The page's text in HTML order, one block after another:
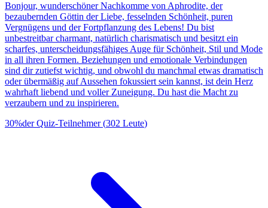
Bonjour, wunderschöner Nachkomme von Aphrodite, der
bezaubernden Göttin der Liebe, fesselnden Schönheit, puren
Vergnügens und der Fortpflanzung des Lebens! Du bist
unbestreitbar charmant, natürlich charismatisch und besitzt ein
scharfes, unterscheidungsfähiges Auge für Schönheit, Stil und Mode
in all ihren Formen. Beziehungen und emotionale Verbindungen
sind dir zutiefst wichtig, und obwohl du manchmal etwas dramatisch
oder übermäßig auf Aussehen fokussiert sein kannst, ist dein Herz
wahrhaft liebend und voller Zuneigung. Du hast die Macht zu
verzaubern und zu inspirieren.
30%der Quiz-Teilnehmer(302 Leute)